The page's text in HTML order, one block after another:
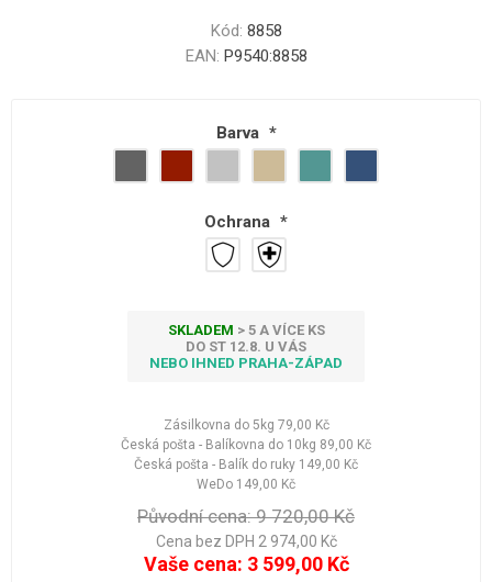
Kód: 8858
EAN: P9540:8858
Barva *
Ochrana *
SKLADEM > 5 A VÍCE KS
DO ST 12.8. U VÁS
NEBO IHNED PRAHA-ZÁPAD
Zásilkovna do 5kg 79,00 Kč
Česká pošta - Balíkovna do 10kg 89,00 Kč
Česká pošta - Balík do ruky 149,00 Kč
WeDo 149,00 Kč
Původní cena: 9 720,00 Kč
Cena bez DPH 2 974,00 Kč
Vaše cena: 3 599,00 Kč